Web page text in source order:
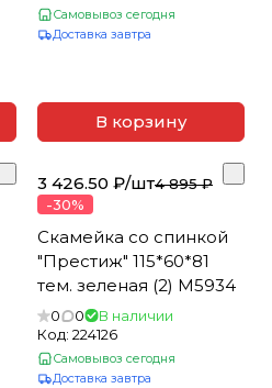
Самовывоз сегодня
Доставка завтра
В корзину
3 426.50 ₽/шт4 895 ₽
-30%
Скамейка со спинкой
"Престиж" 115*60*81
тем. зеленая (2) М5934
0 0
В наличии
Код: 224126
Самовывоз сегодня
Доставка завтра